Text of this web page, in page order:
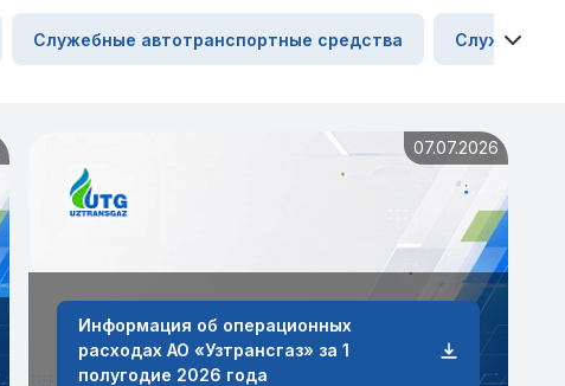
Служебные автотранспортные средства Служебные
07.07.2026
Информация об операционных
расходах АО «Узтрансгаз» за 1
полугодие 2026 года